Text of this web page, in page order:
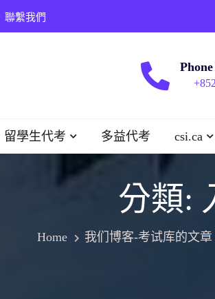
聯繫我們
留學生代考 多益代考 csi.ca
分類:
Home 我们博客-考试库的文